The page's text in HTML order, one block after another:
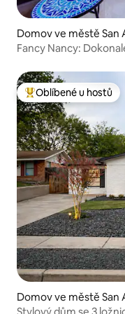
Domov ve městě San
Fancy Nancy:
Nejlepší v kategorii
Oblíbené u hostů
Domov ve městě San